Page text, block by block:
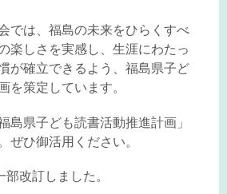
では、福島の未来をひらくすべ
楽しさを実感し、生涯にわたっ
が確立できるよう、福島県子ど
を策定しています。
島県子ども読書活動推進計画」
ぜひ御活用ください。
改訂しました。